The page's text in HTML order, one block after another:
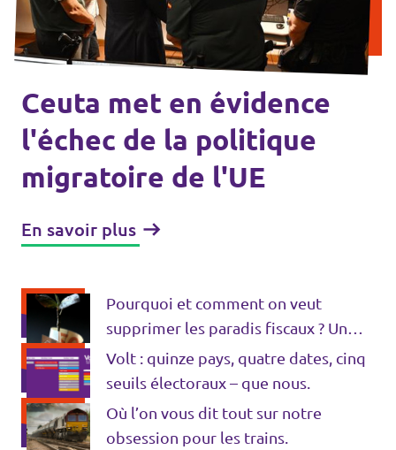
Agenda
Volt FALC
Donner
Participer
Adhérer
Ceuta met en évidence
l'échec de la politique
migratoire de l'UE
En savoir plus
Pourquoi et comment on veut
supprimer les paradis fiscaux ? Un
problème et nos solutions.
Volt : quinze pays, quatre dates, cinq
seuils électoraux – que nous.
Où l’on vous dit tout sur notre
obsession pour les trains.